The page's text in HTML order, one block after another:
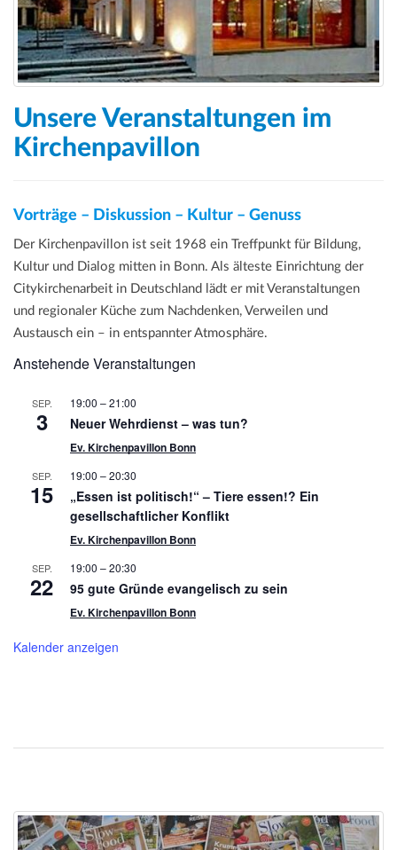
i
o
Unsere Veranstaltungen im
Kirchenpavillon
Vorträge – Diskussion – Kultur – Genuss
Der Kirchenpavillon ist seit 1968 ein Treffpunkt für Bildung,
Kultur und Dialog mitten in Bonn. Als älteste Einrichtung der
Citykirchenarbeit in Deutschland lädt er mit Veranstaltungen
und regionaler Küche zum Nachdenken, Verweilen und
Austausch ein – in entspannter Atmosphäre.
Anstehende Veranstaltungen
SEP.
3
19:00 –21:00
Neuer Wehrdienst – was tun?
Ev. Kirchenpavillon Bonn
SEP.
15
19:00 –20:30
„Essen ist politisch!“ – Tiere essen!? Ein
gesellschaftlicher Konflikt
Ev. Kirchenpavillon Bonn
SEP.
22
19:00 –20:30
95 gute Gründe evangelisch zu sein
Ev. Kirchenpavillon Bonn
Kalender anzeigen